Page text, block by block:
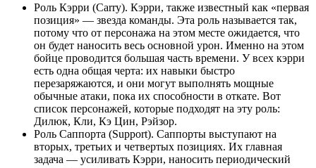
Роль Кэрри (Carry). Кэрри, также известный как «первая
позиция» — звезда команды. Эта роль называется так,
потому что от персонажа на этом месте ожидается, что
он будет наносить весь основной урон. Именно на этом
бойце проводится большая часть времени. У всех кэрри
есть одна общая черта: их навыки быстро
перезаряжаются, и они могут выполнять мощные
обычные атаки, пока их способности в откате. Вот
список персонажей, которые подходят на эту роль:
Дилюк, Кли, Кэ Цин, Рэйзор.
Роль Саппорта (Support). Саппорты выступают на
вторых, третьих и четвертых позициях. Их главная
задача — усиливать Кэрри, наносить периодический